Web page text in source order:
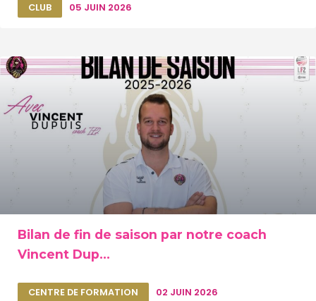
CLUB 05 JUIN 2026
Bilan de fin de saison par notre coach
Vincent Dup...
CENTRE DE FORMATION 02 JUIN 2026